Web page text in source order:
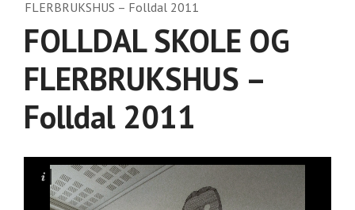
FLERBRUKSHUS – Folldal 2011
FOLLDAL SKOLE OG
FLERBRUKSHUS –
Folldal 2011